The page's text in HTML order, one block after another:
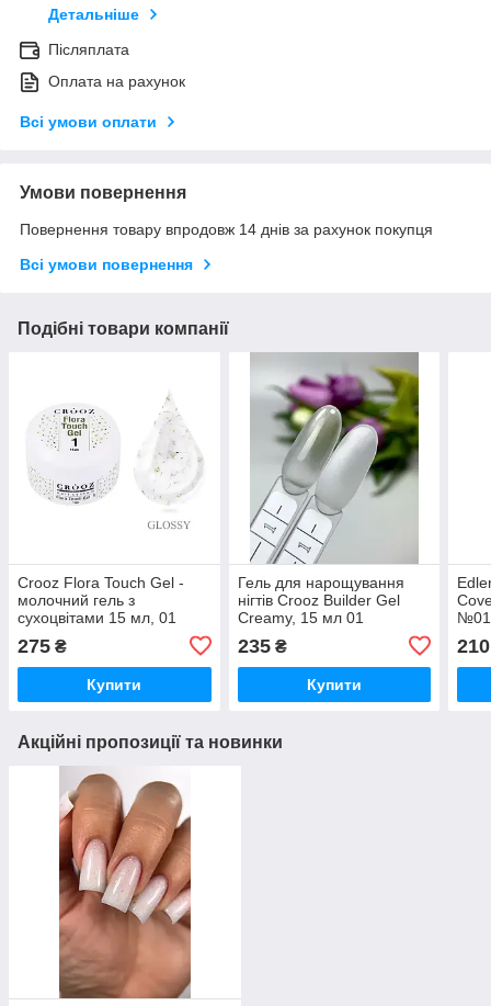
Детальніше
Післяплата
Оплата на рахунок
Всі умови оплати
Умови повернення
Повернення товару впродовж 14 днів за рахунок покупця
Всі умови повернення
Подібні товари компанії
Crooz Flora Touch Gel -
молочний гель з
сухоцвітами 15 мл, 01
275 ₴
Купити
Гель для нарощування
нігтів Crooz Builder Gel
Creamy, 15 мл 01
235₴
Купити
№01
210
Акційні пропозиції та новинки